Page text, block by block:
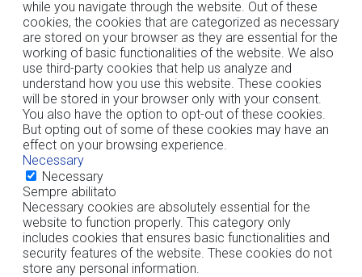
while you navigate through the website. Out of these
cookies, the cookies that are categorized as necessary
are stored on your browser as they are essential for the
working of basic functionalities of the website. We also
use third-party cookies that help us analyze and
understand how you use this website. These cookies
will be stored in your browser only with your consent.
You also have the option to opt-out of these cookies.
But opting out of some of these cookies may have an
effect on your browsing experience.
Necessary
Necessary
Sempre abilitato
Necessary cookies are absolutely essential for the
website to function properly. This category only
includes cookies that ensures basic functionalities and
security features of the website. These cookies do not
store any personal information.